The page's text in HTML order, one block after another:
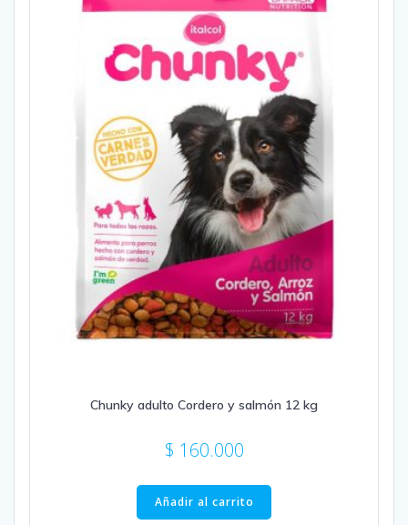
Chunky adulto Cordero y salmón 12 kg
$ 160.000
Añadir al carrito